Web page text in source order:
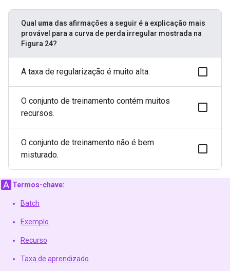
Qual uma das afirmações a seguir é a explicação mais
provável para a curva de perda irregular mostrada na
Figura 24?
A taxa de regularização é muito alta.
O conjunto de treinamento contém muitos
recursos.
O conjunto de treinamento não é bem
misturado.
Termos-chave:
Batch
Exemplo
Recurso
Taxa de aprendizado